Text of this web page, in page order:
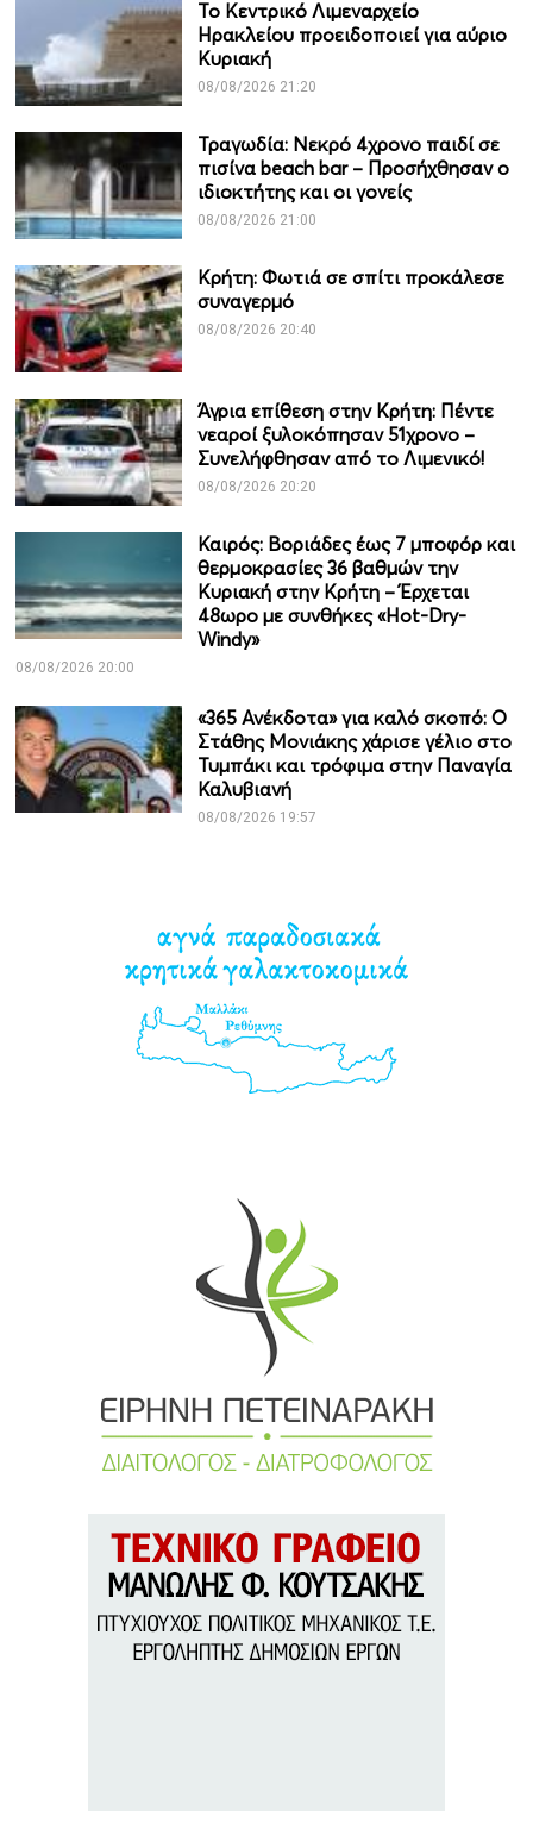
Το Κεντρικό Λιμεναρχείο
Ηρακλείου προειδοποιεί για αύριο
Κυριακή
08/08/2026 21:20
Τραγωδία: Νεκρό 4χρονο παιδί σε
πισίνα beach bar – Προσήχθησαν ο
ιδιοκτήτης και οι γονείς
08/08/2026 21:00
Κρήτη: Φωτιά σε σπίτι προκάλεσε
συναγερμό
08/08/2026 20:40
Άγρια επίθεση στην Κρήτη: Πέντε
νεαροί ξυλοκόπησαν 51χρονο –
Συνελήφθησαν από το Λιμενικό!
08/08/2026 20:20
Καιρός: Βοριάδες έως 7 μποφόρ και
θερμοκρασίες 36 βαθμών την
Κυριακή στην Κρήτη – Έρχεται
48ωρο με συνθήκες «Hot-Dry-
Windy»
08/08/2026 20:00
«365 Ανέκδοτα» για καλό σκοπό: Ο
Στάθης Μονιάκης χάρισε γέλιο στο
Τυμπάκι και τρόφιμα στην Παναγία
Καλυβιανή
08/08/2026 19:57